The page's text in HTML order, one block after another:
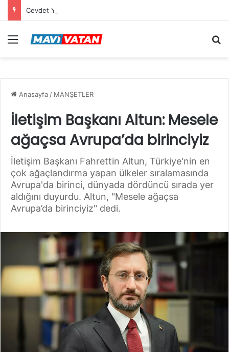
Menü
Anasayfa / MANŞETLER
İletişim Başkanı Altun: Mesele
ağaçsa Avrupa’da birinciyiz
İletişim Başkanı Fahrettin Altun, Türkiye'nin en
çok ağaçlandırma yapan ülkeler sıralamasında
Avrupa'da birinci, dünyada dördüncü sırada yer
aldığını duyurdu. Altun, "Mesele ağaçsa
Avrupa’da birinciyiz" dedi.